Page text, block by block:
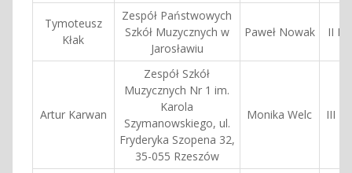
Tymoteusz
Kłak
Zespół Państwowych
Szkół Muzycznych w
Jarosławiu
Paweł Nowak II
Artur Karwan
Zespół Szkół
Muzycznych Nr 1 im.
Karola
Szymanowskiego, ul.
Fryderyka Szopena 32,
35-055 Rzeszów
Monika Welc III